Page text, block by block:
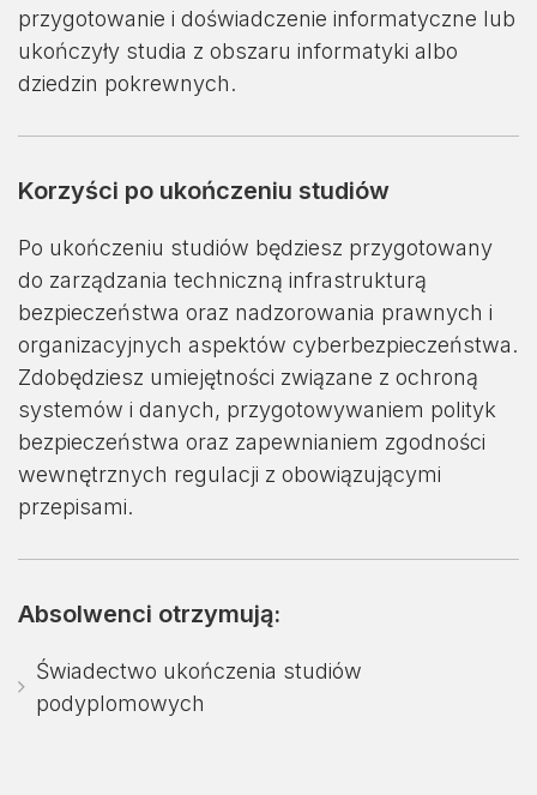
przygotowanie i doświadczenie informatyczne lub
ukończyły studia z obszaru informatyki albo
dziedzin pokrewnych.
Korzyści po ukończeniu studiów
Po ukończeniu studiów będziesz przygotowany
do zarządzania techniczną infrastrukturą
bezpieczeństwa oraz nadzorowania prawnych i
organizacyjnych aspektów cyberbezpieczeństwa.
Zdobędziesz umiejętności związane z ochroną
systemów i danych, przygotowywaniem polityk
bezpieczeństwa oraz zapewnianiem zgodności
wewnętrznych regulacji z obowiązującymi
przepisami.
Absolwenci otrzymują:
Świadectwo ukończenia studiów
podyplomowych